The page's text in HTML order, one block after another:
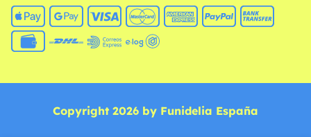
Copyright 2026 by Funidelia España